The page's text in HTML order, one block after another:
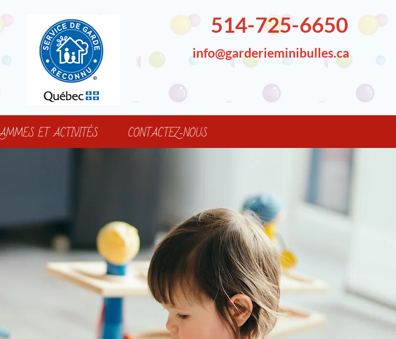
514-725-6650
info@garderieminibulles.ca
ET ACTIVITÉS CONTACTEZ-NOUS